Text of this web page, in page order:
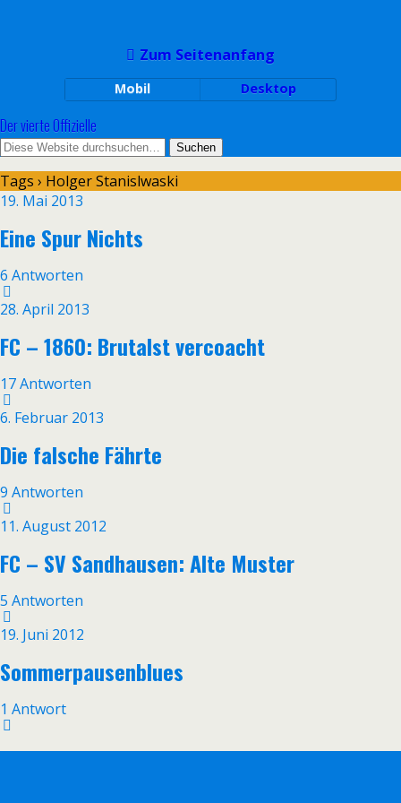
Zum Seitenanfang
Mobil Desktop
Der vierte Offizielle
Tags › Holger Stanislwaski
19. Mai 2013
Eine Spur Nichts
6 Antworten
28. April 2013
FC – 1860: Brutalst vercoacht
17 Antworten
6. Februar 2013
Die falsche Fährte
9 Antworten
11. August 2012
FC – SV Sandhausen: Alte Muster
5 Antworten
19. Juni 2012
Sommerpausenblues
1 Antwort